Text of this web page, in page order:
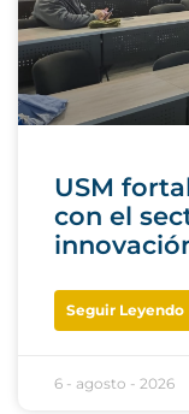
USM
con el
Seguir Leyendo
6 - agosto - 2026